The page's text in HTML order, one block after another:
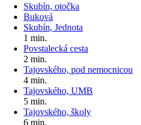
Skubín, otočka
Buková
Skubín, Jednota
1 min.
Povstalecká cesta
2 min.
Tajovského, pod nemocnicou
4 min.
Tajovského, UMB
5 min.
Tajovského, školy
6 min.